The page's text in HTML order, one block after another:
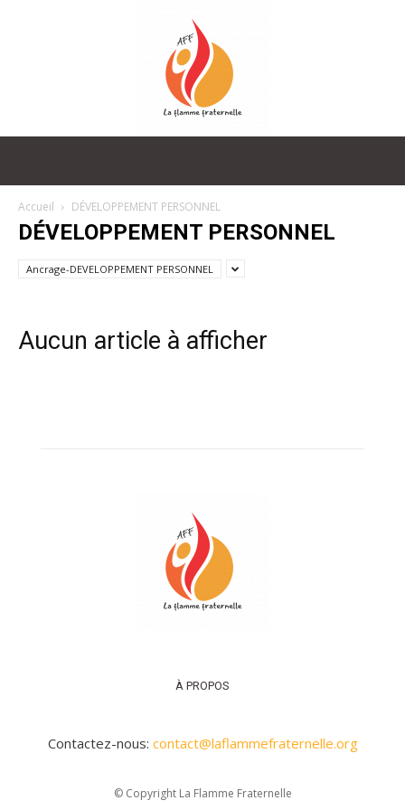
Fraternelle
Accueil DÉVELOPPEMENT PERSONNEL
DÉVELOPPEMENT PERSONNEL
Ancrage-DEVELOPPEMENT PERSONNEL
Aucun article à afficher
À PROPOS
Contactez-nous: contact@laflammefraternelle.org
© Copyright La Flamme Fraternelle